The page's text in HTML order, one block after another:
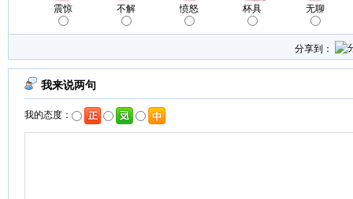
震惊 不解 愤怒 杯具 无聊
分享到：